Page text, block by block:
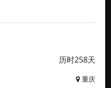
历时258天
重庆